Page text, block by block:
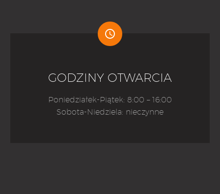


GODZINY OTWARCIA
Poniedziałek-Piątek: 8:00 – 16:00
Sobota-Niedziela: nieczynne